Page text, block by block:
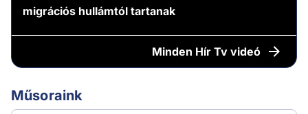
migrációs hullámtól tartanak
Minden Hír Tv videó
Műsoraink